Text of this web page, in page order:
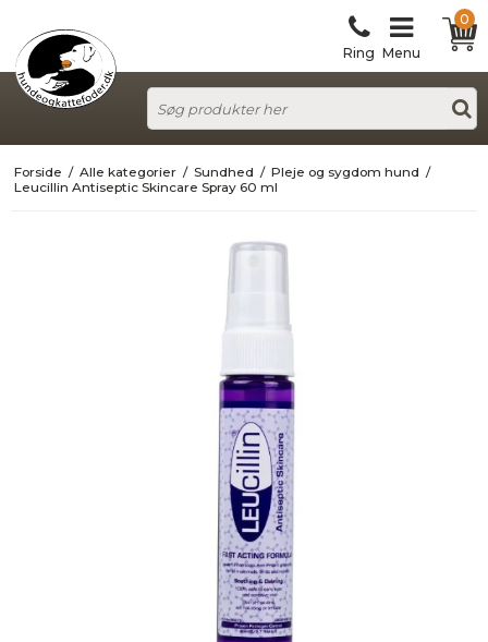
Ring Menu
0
Forside / Alle kategorier / Sundhed / Pleje og sygdom hund /
Leucillin Antiseptic Skincare Spray 60 ml